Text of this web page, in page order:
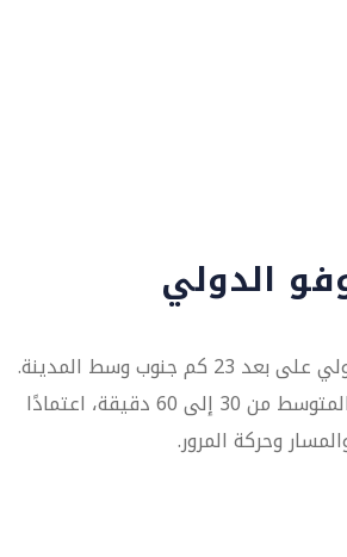
الدولي
يقع مطار بولكوفو الدولي على بعد 23 كم جنوب وسط المدينة.
يستغرق الطريق في المتوسط من 30 إلى 60 دقيقة، اعتمادًا
وحركة المرور.